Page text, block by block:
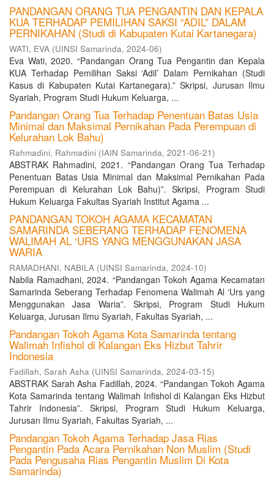
PANDANGAN ORANG TUA PENGANTIN DAN KEPALA
KUA TERHADAP PEMILIHAN SAKSI “ADIL” DALAM
PERNIKAHAN (Studi di Kabupaten Kutai Kartanegara)
WATI, EVA (UINSI Samarinda, 2024-06)
Eva Wati, 2020. “Pandangan Orang Tua Pengantin dan Kepala
KUA Terhadap Pemilihan Saksi ‘Adil’ Dalam Pernikahan (Studi
Kasus di Kabupaten Kutai Kartanegara).” Skripsi, Jurusan Ilmu
Syariah, Program Studi Hukum Keluarga, ...
Pandangan Orang Tua Terhadap Penentuan Batas Usia
Minimal dan Maksimal Pernikahan Pada Perempuan di
Kelurahan Lok Bahu)
Rahmadini, Rahmadini (IAIN Samarinda, 2021-06-21)
ABSTRAK Rahmadini, 2021. “Pandangan Orang Tua Terhadap
Penentuan Batas Usia Minimal dan Maksimal Pernikahan Pada
Perempuan di Kelurahan Lok Bahu)”. Skripsi, Program Studi
Hukum Keluarga Fakultas Syariah Institut Agama ...
PANDANGAN TOKOH AGAMA KECAMATAN
SAMARINDA SEBERANG TERHADAP FENOMENA
WALIMAH AL ‘URS YANG MENGGUNAKAN JASA
WARIA
RAMADHANI, NABILA (UINSI Samarinda, 2024-10)
Nabila Ramadhani, 2024. “Pandangan Tokoh Agama Kecamatan
Samarinda Seberang Terhadap Fenomena Walimah Al ‘Urs yang
Menggunakan Jasa Waria”. Skripsi, Program Studi Hukum
Keluarga, Jurusan Ilmu Syariah, Fakultas Syariah, ...
Pandangan Tokoh Agama Kota Samarinda tentang
Walimah Infishol di Kalangan Eks Hizbut Tahrir
Indonesia
Fadillah, Sarah Asha (UINSI Samarinda, 2024-03-15)
ABSTRAK Sarah Asha Fadillah, 2024. “Pandangan Tokoh Agama
Kota Samarinda tentang Walimah Infishol di Kalangan Eks Hizbut
Tahrir Indonesia”. Skripsi, Program Studi Hukum Keluarga,
Jurusan Ilmu Syariah, Fakultas Syariah, ...
Pandangan Tokoh Agama Terhadap Jasa Rias
Pengantin Pada Acara Pernikahan Non Muslim (Studi
Pada Pengusaha Rias Pengantin Muslim Di Kota
Samarinda)